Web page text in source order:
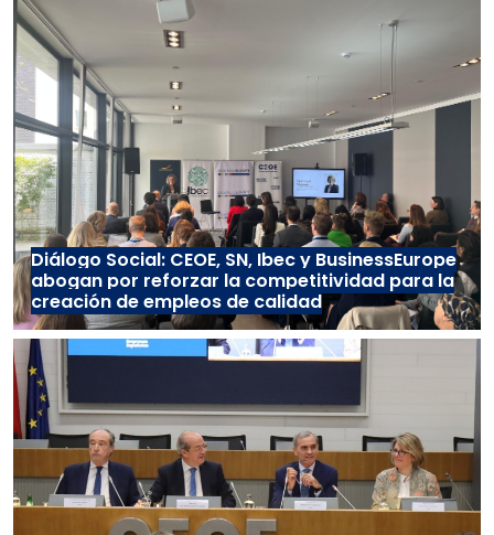
Diálogo Social: CEOE, SN, Ibec y BusinessEurope
abogan por reforzar la competitividad para la
creación de empleos de calidad